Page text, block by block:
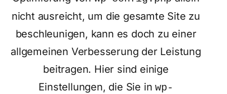
nicht ausreicht, um die gesamte Site zu
beschleunigen, kann es doch zu einer
allgemeinen Verbesserung der Leistung
beitragen. Hier sind einige
Einstellungen, die Sie inwp-